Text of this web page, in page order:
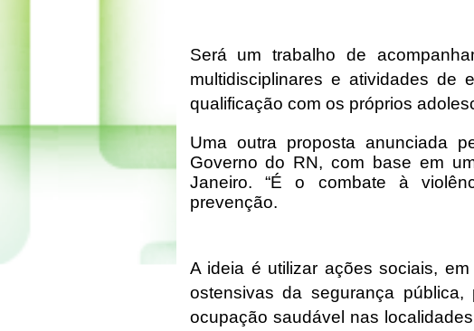
Será um trabalho de
multidisciplinares e atividades de
qualificação com os próprios
Uma outra proposta anunciada
Governo do RN, com base em
Janeiro. “É o combate à
prevenção.
A ideia é utilizar ações sociais,
ostensivas da segurança
ocupação saudável nas